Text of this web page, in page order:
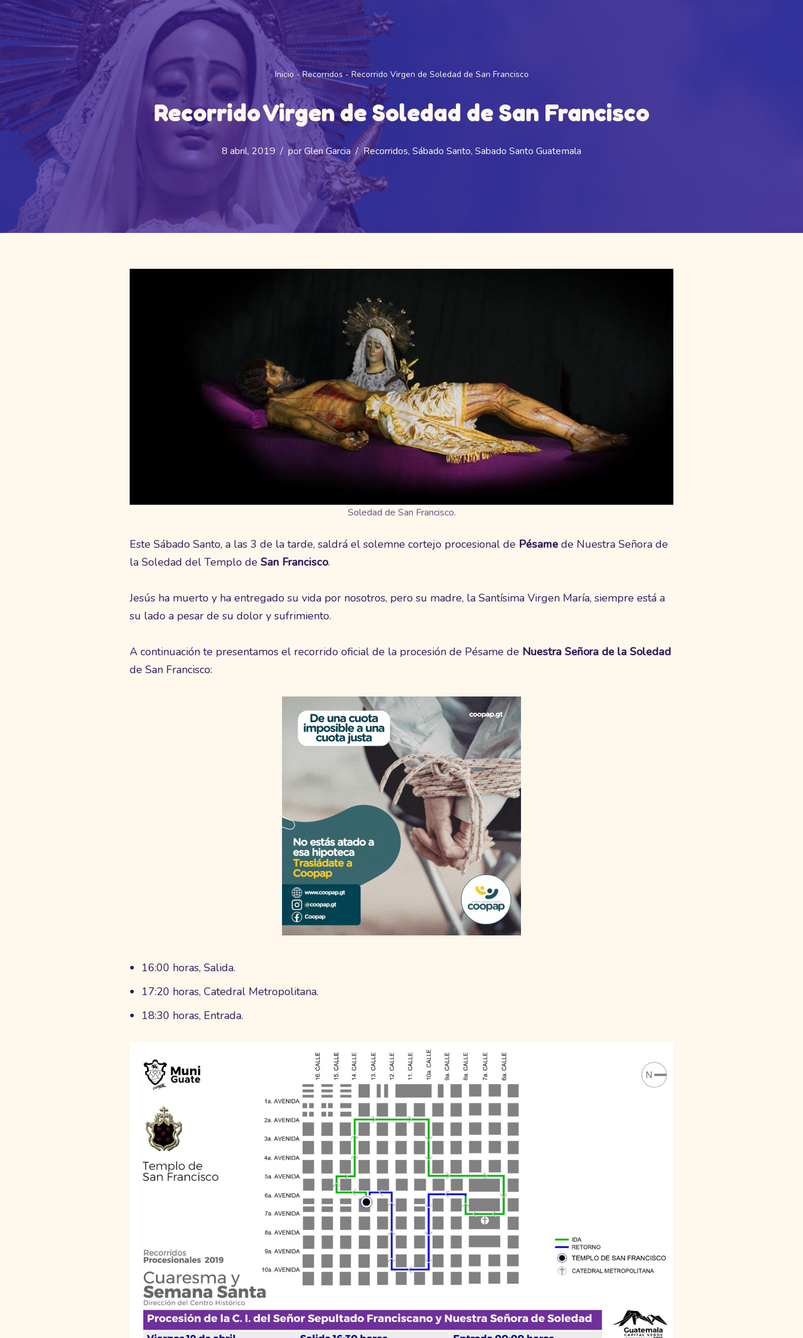
Inicio-Recorridos-Recorrido Virgen de Soledad de San Francisco
Recorrido Virgen de Soledad de San Francisco
8 abril, 2019 porGlen Garcia Recorridos, Sábado Santo, Sabado Santo Guatemala
Soledad de San Francisco.
Este Sábado Santo, a las 3 de la tarde, saldrá el solemne cortejo procesional de Pésamede Nuestra Señora de
la Soledad del Templo de San Francisco.
Jesús ha muerto y ha entregado su vida por nosotros, pero su madre, la Santísima Virgen María, siempre está a
su lado a pesar de su dolor y sufrimiento.
A continuación te presentamos el recorrido oficial de la procesión de Pésame de Nuestra Señora de la Soledad
de San Francisco:
16:00 horas, Salida.
17:20 horas, Catedral Metropolitana.
18:30 horas, Entrada.